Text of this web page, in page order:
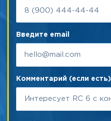
Введите email
Комментарий (если есть)